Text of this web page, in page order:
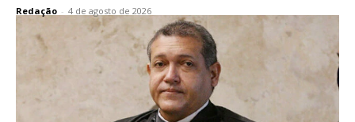
Redação - 4 de agosto de 2026